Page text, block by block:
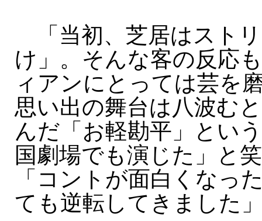
「当初、芝居はスト
け」。そんな客の反応
ィアンにとっては芸を
思い出の舞台は八波む
んだ「お軽勘平」とい
国劇場でも演じた」と
「コントが面白くなっ
ても逆転してきました